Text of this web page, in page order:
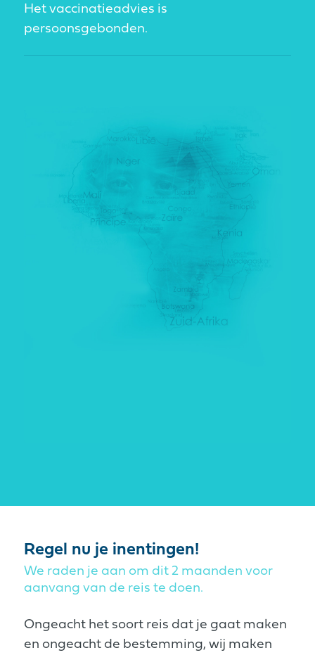
Het vaccinatieadvies is
persoonsgebonden.
Regel nu je inentingen!
We raden je aan om dit 2 maanden voor
aanvang van de reis te doen.
Ongeacht het soort reis dat je gaat maken
en ongeacht de bestemming, wij maken